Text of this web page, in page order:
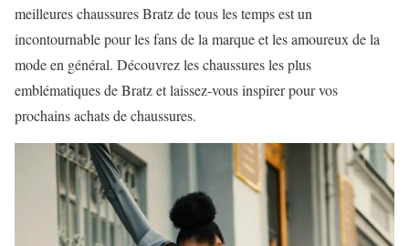
meilleures chaussures Bratz de tous les temps est un
incontournable pour les fans de la marque et les amoureux de la
mode en général. Découvrez les chaussures les plus
emblématiques de Bratz et laissez-vous inspirer pour vos
prochains achats de chaussures.